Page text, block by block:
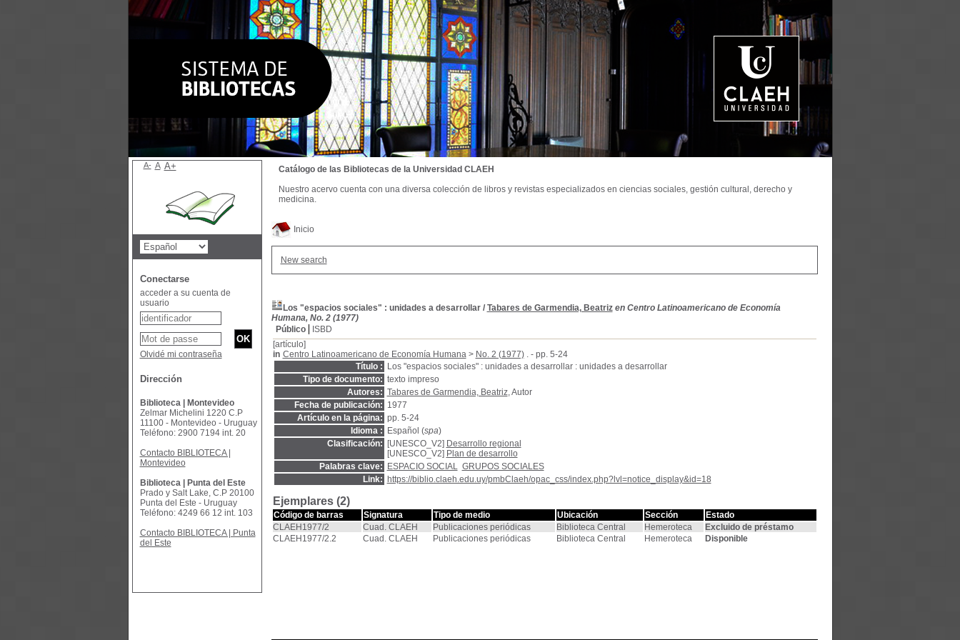
Inicio
New search
Los "espacios sociales" : unidades a desarrollar/ Tabares de Garmendia, Beatriz en Centro Latinoamericano de Economía
Humana, No. 2 (1977)
Público
ISBD
[artículo]
in Centro Latinoamericano de Economía Humana> No. 2 (1977). - pp. 5-24
Título :
Los "espacios sociales" : unidades a desarrollar : unidades a desarrollar
Tipo de documento: texto impreso
Autores: Tabares de Garmendia, Beatriz, Autor
Fecha de publicación: 1977
Artículo en la página: pp. 5-24
Idioma :
Español (spa)
Clasificación:
[UNESCO_V2] Desarrollo regional
[UNESCO_V2] Plan de desarrollo
Palabras clave:
ESPACIO SOCIAL GRUPOS SOCIALES
Link:
https://biblio.claeh.edu.uy/pmbClaeh/opac_css/index.php?lvl=notice_display&id=18
Ejemplares (2)
Código de barras Signatura Tipo de medio Ubicación Sección
Estado
CLAEH1977/2
Cuad. CLAEH Publicaciones periódicas Biblioteca Central Hemeroteca
Excluido de préstamo
CLAEH1977/2.2
Cuad. CLAEH Publicaciones periódicas Biblioteca Central Hemeroteca Disponible
Catálogo de las Bibliotecas de la Universidad CLAEH
Nuestro acervo cuenta con una diversa colección de libros y revistas especializados en ciencias sociales, gestión cultural, derecho y
medicina.
A- A A+
Conectarse
acceder a su cuenta de
usuario
Olvidé mi contraseña
Dirección
Biblioteca | Montevideo
Zelmar Michelini 1220 C.P
11100 - Montevideo - Uruguay
Teléfono: 2900 7194 int. 20
Contacto BIBLIOTECA |
Montevideo
Biblioteca | Punta del Este
Prado y Salt Lake, C.P 20100
Punta del Este - Uruguay
Teléfono: 4249 66 12 int. 103
Contacto BIBLIOTECA | Punta
del Este